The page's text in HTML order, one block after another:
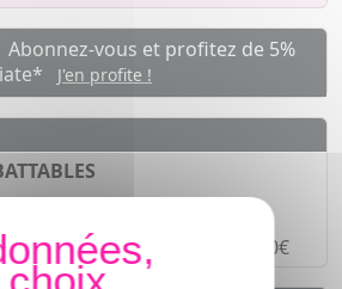
Abonnez-vous et profitez de 5%
J'en profite !
4 fois sans frais à partir de 30€